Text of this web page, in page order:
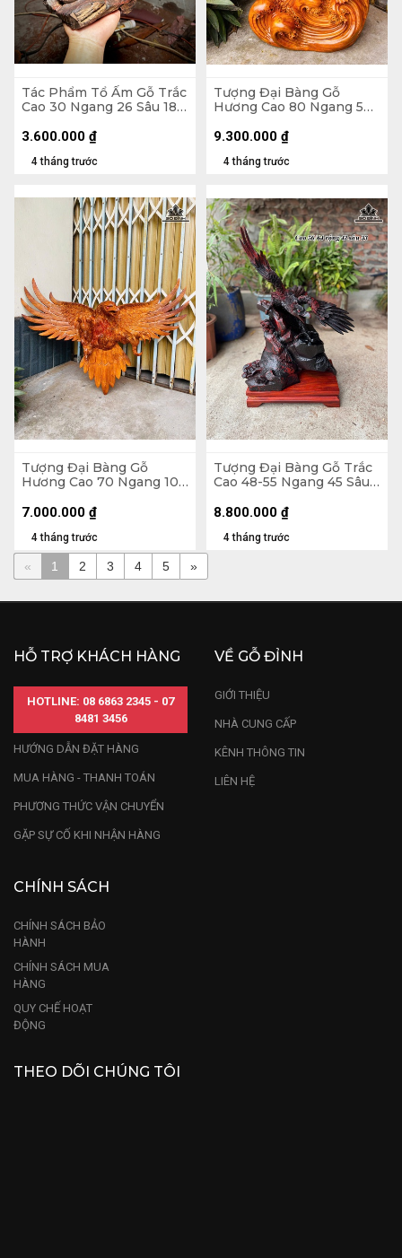
Tác Phẩm Tổ Ấm Gỗ Trắc
Cao 30 Ngang 26 Sâu 18
4 tháng trước
3.600.000 ₫
Tượng Đại Bàng Gỗ
Hương Cao 80 Ngang 50
4 tháng trước
9.300.000 ₫
Tượng Đại Bàng Gỗ
Hương Cao 70 Ngang 102
4 tháng trước
7.000.000 ₫
Tượng Đại Bàng Gỗ Trắc
Cao 48-55 Ngang 45 Sâu
4 tháng trước
8.800.000 ₫
« 1 2 3 4 5 »
HỖ TRỢ KHÁCH HÀNG
HOTLINE: 08 6863 2345 - 07
8481 3456
HƯỚNG DẪN ĐẶT HÀNG
MUA HÀNG - THANH TOÁN
PHƯƠNG THỨC VẬN CHUYỂN
GẶP SỰ CỐ KHI NHẬN HÀNG
VỀ GỖ ĐỈNH
GIỚI THIỆU
NHÀ CUNG CẤP
KÊNH THÔNG TIN
LIÊN HỆ
CHÍNH SÁCH
CHÍNH SÁCH BẢO
HÀNH
CHÍNH SÁCH MUA
HÀNG
QUY CHẾ HOẠT
ĐỘNG
THEO DÕI CHÚNG TÔI